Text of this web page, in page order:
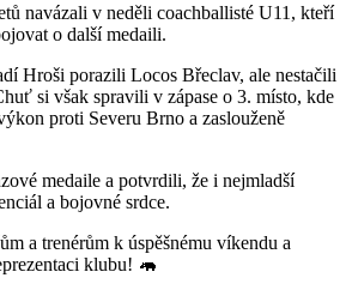
navázali v neděli coachballisté U11, kteří
o další medaili.
Hroši porazili Locos Břeclav, ale nestačili
si však spravili v zápase o 3. místo, kde
proti Severu Brno a zaslouženě
medaile a potvrdili, že i nejmladší
a bojovné srdce.
a trenérům k úspěšnému víkendu a
klubu! 🦛